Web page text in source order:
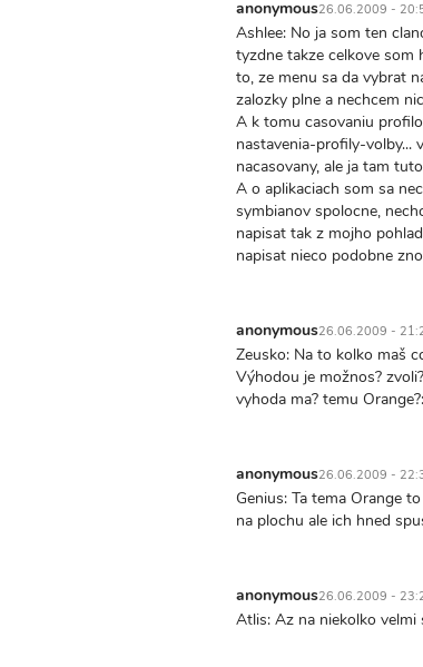
anonymous26.06.2009 -
Ashlee: No ja som ten
tyzdne takze celkove som
to, ze menu sa da vybrat
zalozky plne a nechcem
A k tomu casovaniu
nastavenia-profily-volby...
nacasovany, ale ja tam
A o aplikaciach som sa
symbianov spolocne,
napisat tak z mojho
napisat nieco podobne
anonymous26.06.2009 -
Zeusko: Na to kolko maš
Výhodou je možnos?
vyhoda ma? temu
anonymous26.06.2009 -
Genius: Ta tema Orange
na plochu ale ich hned
anonymous26.06.2009 -
Atlis: Az na niekolko